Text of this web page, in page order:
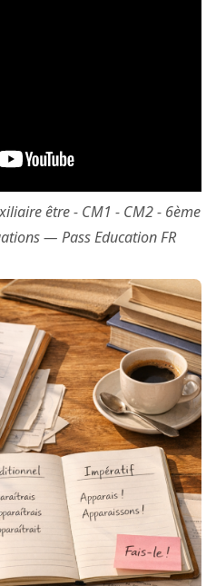
être - CM1 - CM2 - 6ème
— Pass Education FR